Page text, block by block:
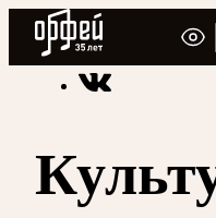
Радио Орфей
Радио классической